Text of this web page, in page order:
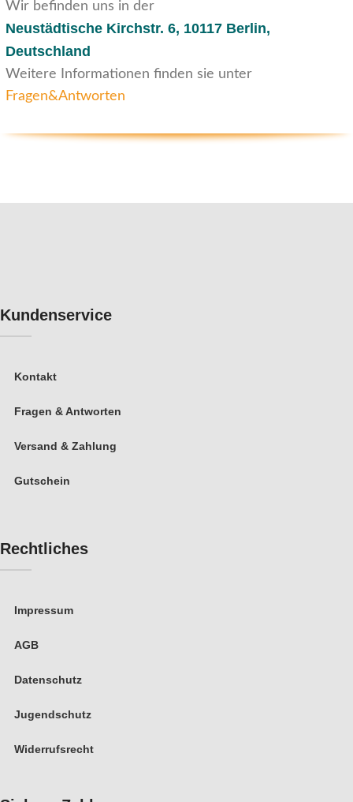
Wir befinden uns in der
Neustädtische Kirchstr. 6, 10117 Berlin,
Deutschland
Weitere Informationen finden sie unter
Fragen&Antworten
Kundenservice
Kontakt
Fragen & Antworten
Versand & Zahlung
Gutschein
Rechtliches
Impressum
AGB
Datenschutz
Jugendschutz
Widerrufsrecht